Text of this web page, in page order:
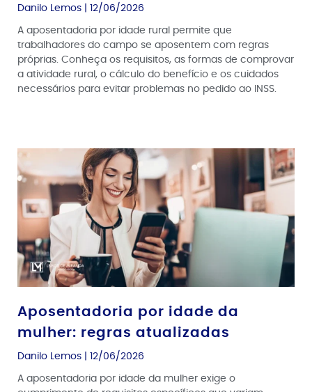
Danilo Lemos 12/06/2026
A aposentadoria por idade rural permite que
trabalhadores do campo se aposentem com regras
próprias. Conheça os requisitos, as formas de comprovar
a atividade rural, o cálculo do benefício e os cuidados
necessários para evitar problemas no pedido ao INSS.
Aposentadoria por idade da
mulher: regras atualizadas
Danilo Lemos 12/06/2026
A aposentadoria por idade da mulher exige o